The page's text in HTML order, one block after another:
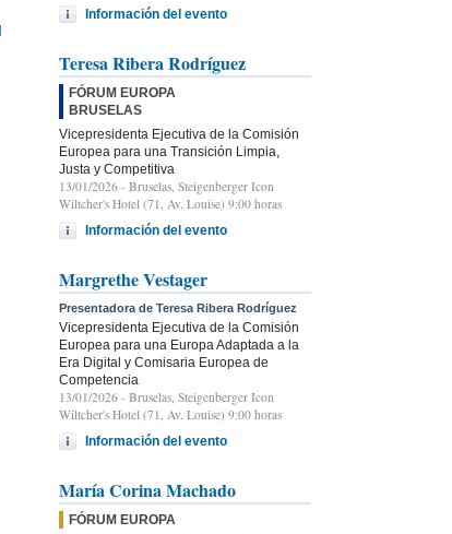
Información del evento
Teresa Ribera Rodríguez
FÓRUM EUROPA
BRUSELAS
Vicepresidenta Ejecutiva de la Comisión
Europea para una Transición Limpia,
Justa y Competitiva
13/01/2026 - Bruselas, Steigenberger Icon
Wiltcher's Hotel (71, Av. Louise) 9:00 horas
Información del evento
Margrethe Vestager
Presentadora de Teresa Ribera Rodríguez
Vicepresidenta Ejecutiva de la Comisión
Europea para una Europa Adaptada a la
Era Digital y Comisaria Europea de
Competencia
13/01/2026 - Bruselas, Steigenberger Icon
Wiltcher's Hotel (71, Av. Louise) 9:00 horas
Información del evento
María Corina Machado
FÓRUM EUROPA